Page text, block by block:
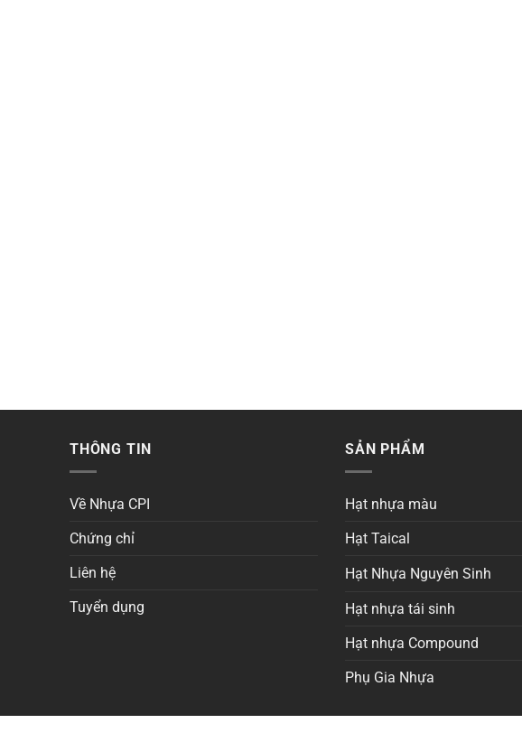
THÔNG TIN
Về Nhựa CPI
Chứng chỉ
Liên hệ
Tuyển dụng
SẢN PHẨM
Hạt nhựa màu
Hạt Taical
Hạt Nhựa Nguyên Sinh
Hạt nhựa tái sinh
Hạt nhựa Compound
Phụ Gia Nhựa